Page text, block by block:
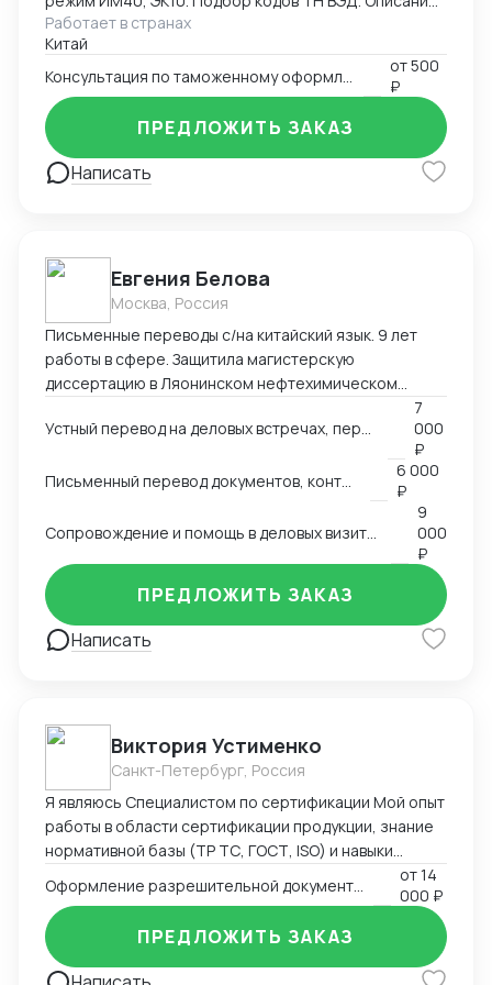
товаров. Многотоварные ДТ.
Работает в странах
Китай
от500
₽
Написать
ПРЕДЛОЖИТЬ ЗАКАЗ
Евгения Белова
Москва, Россия
Письменные переводы с/на китайский язык. 9 лет
работы в сфере. Защитила магистерскую
диссертацию в Ляонинском нефтехимическом
тематик любой сложности.
Устный перевод на деловых встречах, переговорах других мероприятиях
7
000
₽
6 000
₽
Сопровождение и помощь в деловых визитах, переездах и туристических поездках
9
000
₽
Написать
ПРЕДЛОЖИТЬ ЗАКАЗ
Виктория Устименко
Санкт-Петербург, Россия
Я являюсь Специалистом по сертификации Мой опыт
работы в области сертификации продукции, знание
нормативной базы (ТР ТС, ГОСТ, ISO) и навыки
позволяют мне эффективно решать задачи по
подтверждению соответствия продукции
установленным требованиям. Оформляю
техническую документацию и консультирую по
от14
000 ₽
ПРЕДЛОЖИТЬ ЗАКАЗ